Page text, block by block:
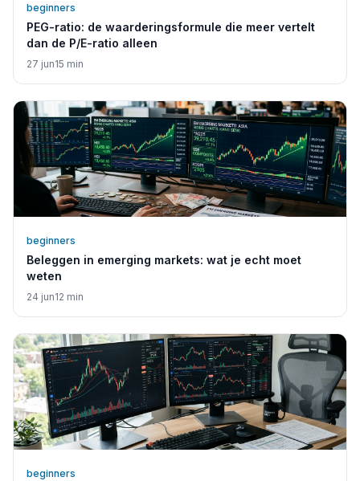
beginners
PEG-ratio: de waarderingsformule die meer vertelt
dan de P/E-ratio alleen
27 jun15 min
beginners
Beleggen in emerging markets: wat je echt moet
weten
24 jun12 min
beginners